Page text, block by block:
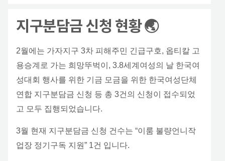
지구분담금 신청 현황 🌏
2월에는 가자지구 3차 피해주민 긴급구호, 옵티칼 고
용승계로 가는 희망뚜벅이, 3.8세계여성의 날 한국여
성대회 행사를 위한 기금 모금을 위한 한국여성단체
연합 지구분담금 신청 등 총 3건의 신청이 접수되었
고 모두 집행되었습니다.
3월 현재 지구분담금 신청 건수는 “이룸 불량언니작
업장 정기구독 지원” 1건 입니다.